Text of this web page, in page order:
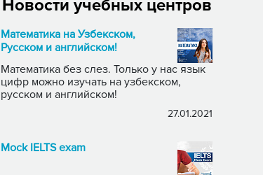
Новости учебных центров
Математика на Узбекском,
Русском и английском!
Математика без слез. Только у нас язык
цифр можно изучать на узбекском,
русском и английском!
27.01.2021
Mock IELTS exam